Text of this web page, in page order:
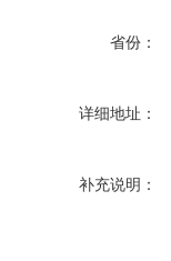
省份：
详细地址：
补充说明：